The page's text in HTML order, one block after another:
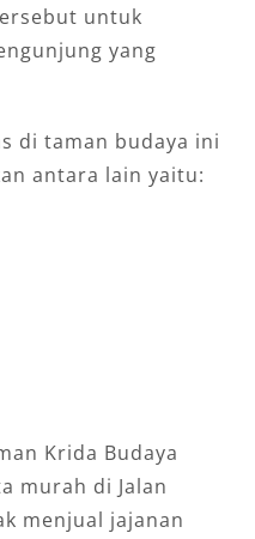
untuk
yang
di taman budaya ini
antara lain yaitu:
Krida Budaya
murah di Jalan
menjual jajanan